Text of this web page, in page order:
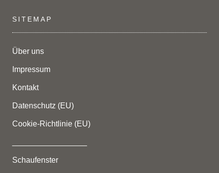
SITEMAP
Über uns
Impressum
Kontakt
Datenschutz (EU)
Cookie-Richtlinie (EU)
Schaufenster